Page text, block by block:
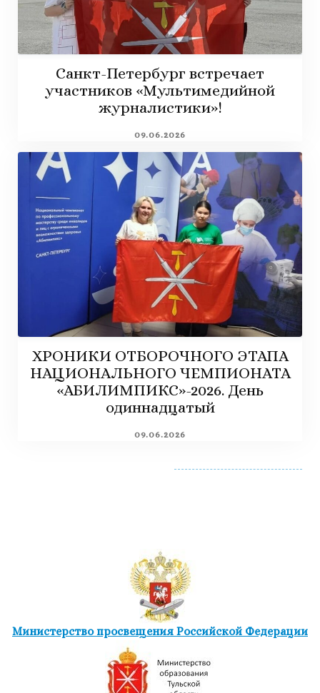
Санкт-Петербург встречает
участников «Мультимедийной
журналистики»!
09.06.2026
ХРОНИКИ ОТБОРОЧНОГО ЭТАПА
НАЦИОНАЛЬНОГО ЧЕМПИОНАТА
«АБИЛИМПИКС»-2026. День
одиннадцатый
09.06.2026
Министерство просвещения Российской Федерации